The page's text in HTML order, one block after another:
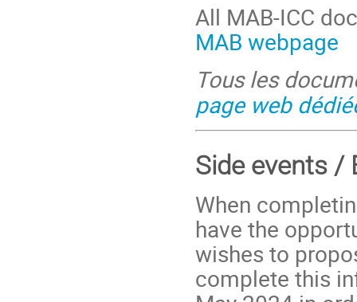
All MAB-ICC
MAB webpage
Tous les
page web
Side events /
When
have the
wishes to
complete this